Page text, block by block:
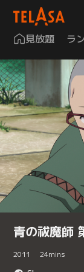
見放題 ラ
青の祓魔師
2011 24mins